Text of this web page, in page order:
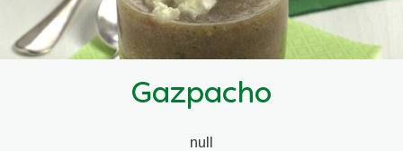
Gazpacho
null